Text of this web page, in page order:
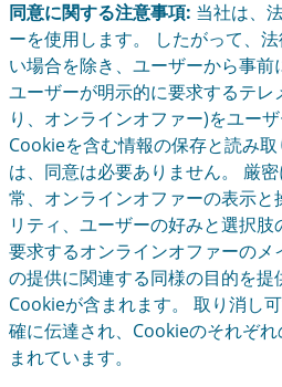
同意に関する注意事項: 当社は、
ーを使用します。 したがって、
い場合を除き、ユーザーから事前
ユーザーが明示的に要求するテレ
り、オンラインオファー)をユーザ
Cookieを含む情報の保存と読み
は、同意は必要ありません。 厳
常、オンラインオファーの表示
リティ、ユーザーの好みと選択
要求するオンラインオファーの
の提供に関連する同様の目的を提
Cookieが含まれます。 取り消し
確に伝達され、Cookieのそれぞ
まれています。